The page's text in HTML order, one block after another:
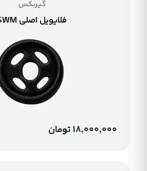
گیربکس
فلایویل اصلی SWM
18,000,000 تومان